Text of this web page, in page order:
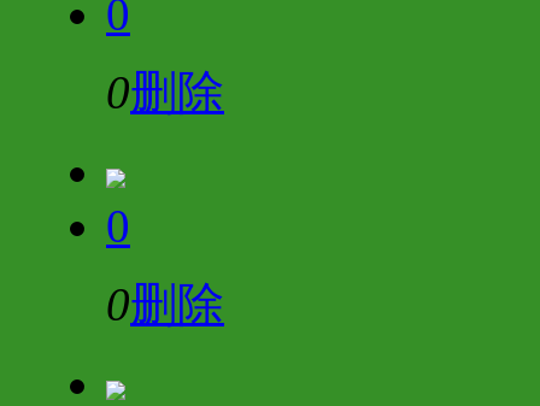
0
0删除
0
0删除